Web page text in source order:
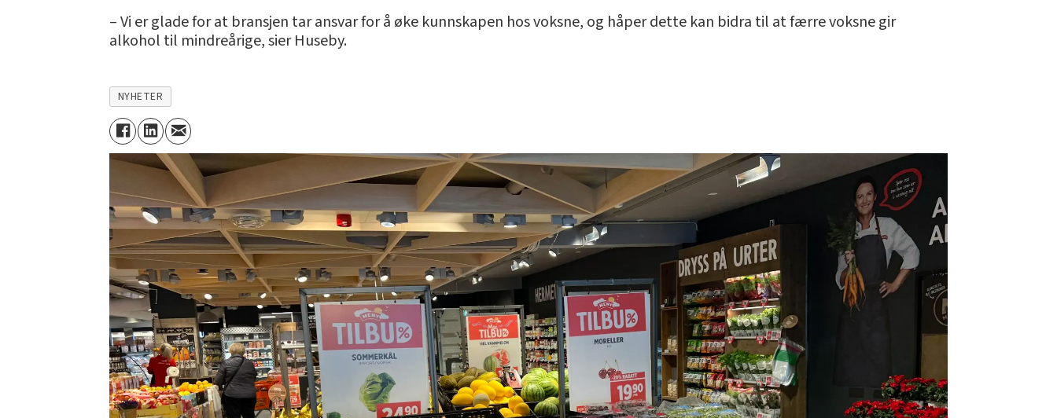
– Vi er glade for at bransjen tar ansvar for å øke kunnskapen hos voksne, og håper dette kan bidra til at færre voksne gir
alkohol til mindreårige, sier Huseby.
NYHETER